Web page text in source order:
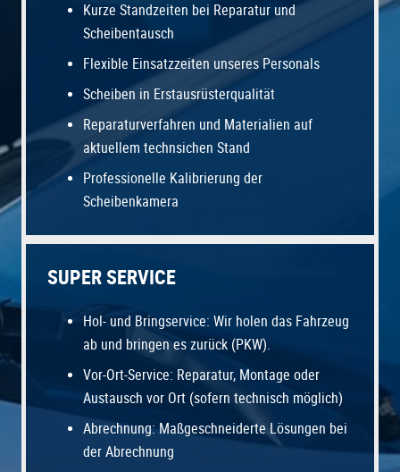
Kurze Standzeiten bei Reparatur und
Scheibentausch
Flexible Einsatzzeiten unseres Personals
Scheiben in Erstausrüsterqualität
Reparaturverfahren und Materialien auf
aktuellem technsichen Stand
Professionelle Kalibrierung der
Scheibenkamera
SUPER SERVICE
Hol- und Bringservice: Wir holen das Fahrzeug
ab und bringen es zurück (PKW).
Vor-Ort-Service: Reparatur, Montage oder
Austausch vor Ort (sofern technisch möglich)
Abrechnung: Maßgeschneiderte Lösungen bei
der Abrechnung